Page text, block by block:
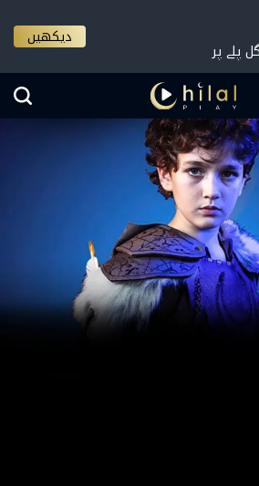
پلے پر
دیکھیں